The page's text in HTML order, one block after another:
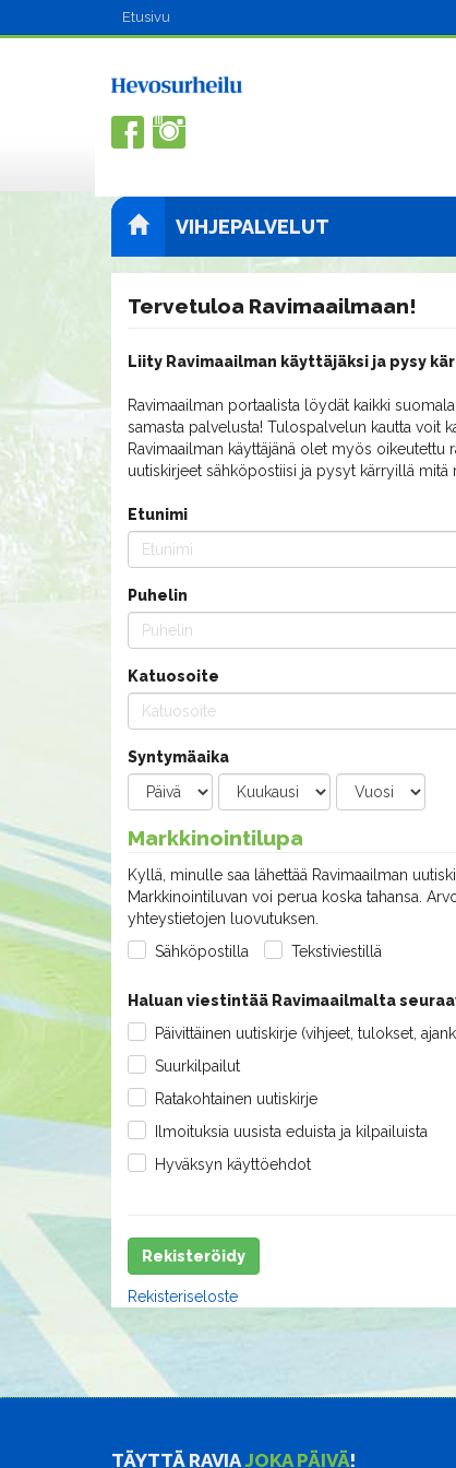
Etusivu
VIHJEPALVELUT
Tervetuloa Ravimaailmaan!
Liity Ravimaailman käyttäjäksi ja pysy
Ravimaailman portaalista löydät kaikki
samasta palvelusta! Tulospalvelun kautta voit
Ravimaailman käyttäjänä olet myös oikeutettu
uutiskirjeet sähköpostiisi ja pysyt kärryillä mitä
Etunimi
Puhelin
Katuosoite
Syntymäaika
Markkinointilupa
Kyllä, minulle saa lähettää Ravimaailman
Markkinointiluvan voi perua koska tahansa.
yhteystietojen luovutuksen.
Sähköpostilla
Tekstiviestillä
Haluan viestintää Ravimaailmalta
Päivittäinen uutiskirje (vihjeet, tulokset,
Suurkilpailut
Ratakohtainen uutiskirje
Ilmoituksia uusista eduista ja kilpailuista
Hyväksyn käyttöehdot
Rekisteröidy
Rekisteriseloste
TÄYTTÄ RAVIAJOKA PÄIVÄ!